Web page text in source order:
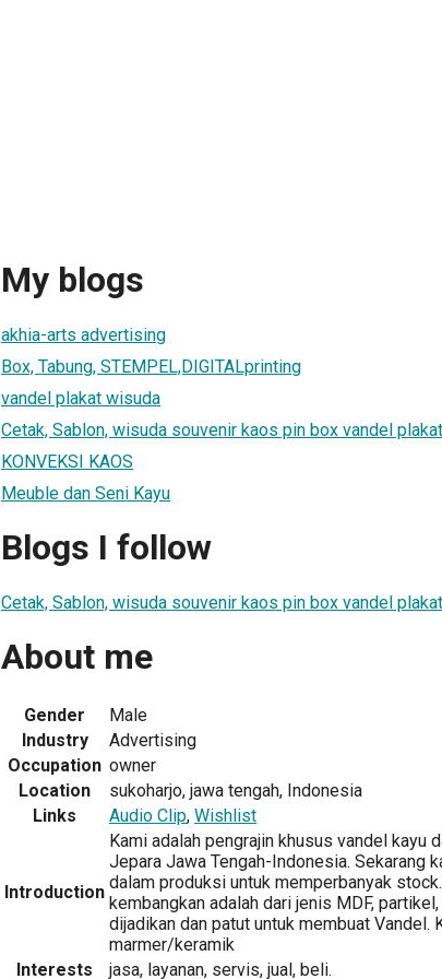
My blogs
akhia-arts advertising
Box, Tabung, STEMPEL,DIGITALprinting
vandel plakat wisuda
Cetak, Sablon, wisuda souvenir kaos pin box vandel
KONVEKSI KAOS
Meuble dan Seni Kayu
Blogs I follow
Cetak, Sablon, wisuda souvenir kaos pin box vandel
About me
Gender
Male
Industry
Advertising
Occupation owner
Location
sukoharjo, jawa tengah, Indonesia
Links
Audio Clip, Wishlist
Introduction
Kami adalah pengrajin khusus vandel kayu
Jepara Jawa Tengah-Indonesia. Sekarang
dalam produksi untuk memperbanyak
kembangkan adalah dari jenis MDF,
dijadikan dan patut untuk membuat Vandel.
marmer/keramik
Interests
jasa, layanan, servis, jual, beli.